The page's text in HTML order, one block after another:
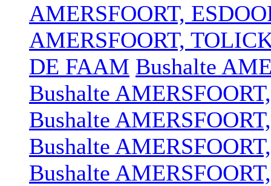
AMERSFOORT,
AMERSFOORT,
DE FAAM Bushalte
Bushalte
Bushalte
Bushalte
Bushalte